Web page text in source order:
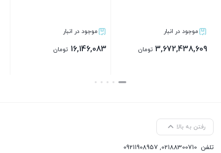
موجود در انبار
16,146,083 تومان
موجود در انبار
496,883 تومان
رفتن به بالا
تلفن 02188300710
,
09211908957